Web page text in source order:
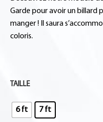
Garde pour avoir un billard
manger ! Il saura
coloris.
TAILLE
6 ft 7 ft